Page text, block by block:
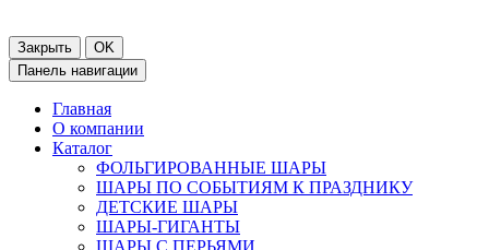
Закрыть
OK
Панель навигации
Главная
О компании
Каталог
ФОЛЬГИРОВАННЫЕ ШАРЫ
ШАРЫ ПО СОБЫТИЯМ К ПРАЗДНИКУ
ДЕТСКИЕ ШАРЫ
ШАРЫ-ГИГАНТЫ
ШАРЫ С ПЕРЬЯМИ